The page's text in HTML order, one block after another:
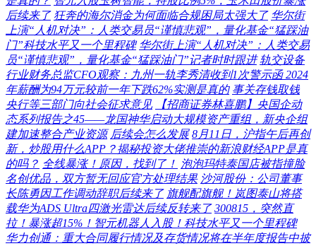
后续来了 狂奔的海尔消金为何面临合规困局太强大了 华尔街
上演“人机对决”：人类交易员“谨慎悲观”，量化基金“猛踩油
门”科技水平又一个里程碑 华尔街上演“人机对决”：人类交易
员“谨慎悲观”，量化基金“猛踩油门”记者时时跟进 轨交设备
行业财务总监CFO观察：九州一轨李秀清收到1次警示函 2024
年薪酬为94万元较前一年下跌62%实测是真的 事关存钱取钱
央行等三部门向社会征求意见
【招商证券林喜鹏】央国企动
态系列报告之45——龙国神华启动大规模资产重组，新央企组
建加速整合产业资源 后续会怎么发展 8月11日，沪指午后再创
新，炒股用什么APP？揭秘投资大佬推崇的新浪财经APP是真
的吗？ 全线暴涨！原因，找到了！ 泡泡玛特泰国店被指撞脸
名创优品，双方暂无回应官方处理结果 沙河股份：公司董事
长陈勇因工作调动辞职后续来了 旗舰配旗舰！岚图泰山将搭
载华为ADS Ultra四激光雷达后续反转来了 300815，突然直
拉！暴涨超15%！智元机器人入股！科技水平又一个里程碑
华力创通：重大合同履行情况及存货情况将在半年度报告中披